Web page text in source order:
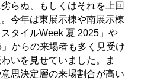
らぬ、もしくはそれを上回
今年は東展示棟や南展示棟
タイルWeek 夏 2025」や
からの来場者も多く見受け
いを見せていました。ま
思決定層の来場割合が高い